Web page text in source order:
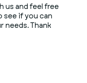
us and feel free
see if you can
needs. Thank